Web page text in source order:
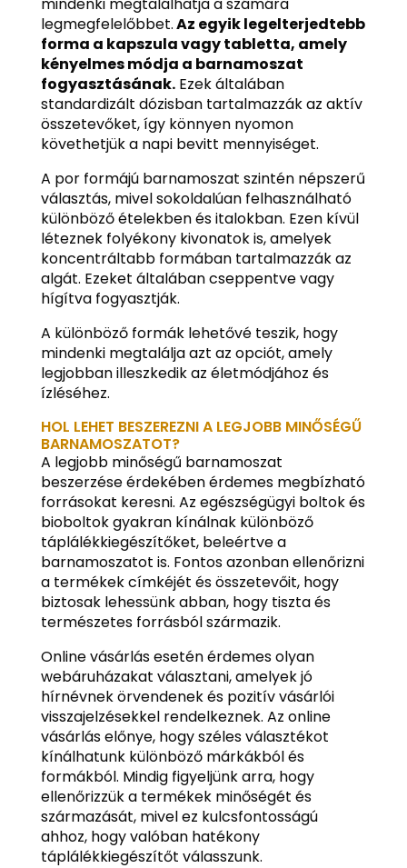
legmegfelelőbbet.Az egyik legelterjedtebb
forma a kapszula vagy tabletta, amely
kényelmes módja a barnamoszat
fogyasztásának.Ezek általában
standardizált dózisban tartalmazzák az aktív
összetevőket, így könnyen nyomon
követhetjük a napi bevitt mennyiséget.
A por formájú barnamoszat szintén népszerű
választás, mivel sokoldalúan felhasználható
különböző ételekben és italokban. Ezen kívül
léteznek folyékony kivonatok is, amelyek
koncentráltabb formában tartalmazzák az
algát. Ezeket általában cseppentve vagy
hígítva fogyasztják.
A különböző formák lehetővé teszik, hogy
mindenki megtalálja azt az opciót, amely
legjobban illeszkedik az életmódjához és
ízléséhez.
HOL LEHET BESZEREZNI A LEGJOBB MINŐSÉGŰ
BARNAMOSZATOT?
A legjobb minőségű barnamoszat
beszerzése érdekében érdemes megbízható
forrásokat keresni. Az egészségügyi boltok és
bioboltok gyakran kínálnak különböző
táplálékkiegészítőket, beleértve a
barnamoszatot is. Fontos azonban ellenőrizni
a termékek címkéjét és összetevőit, hogy
biztosak lehessünk abban, hogy tiszta és
természetes forrásból származik.
Online vásárlás esetén érdemes olyan
webáruházakat választani, amelyek jó
hírnévnek örvendenek és pozitív vásárlói
visszajelzésekkel rendelkeznek. Az online
vásárlás előnye, hogy széles választékot
kínálhatunk különböző márkákból és
formákból. Mindig figyeljünk arra, hogy
ellenőrizzük a termékek minőségét és
származását, mivel ez kulcsfontosságú
ahhoz, hogy valóban hatékony
táplálékkiegészítőt válasszunk.